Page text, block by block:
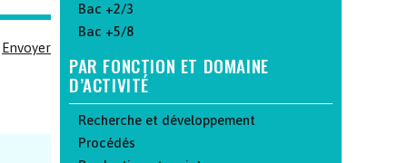
Envoyer
Bac +2/3
Bac +5/8
PAR FONCTION ET DOMAINE
D’ACTIVITÉ
Recherche et développement
Procédés